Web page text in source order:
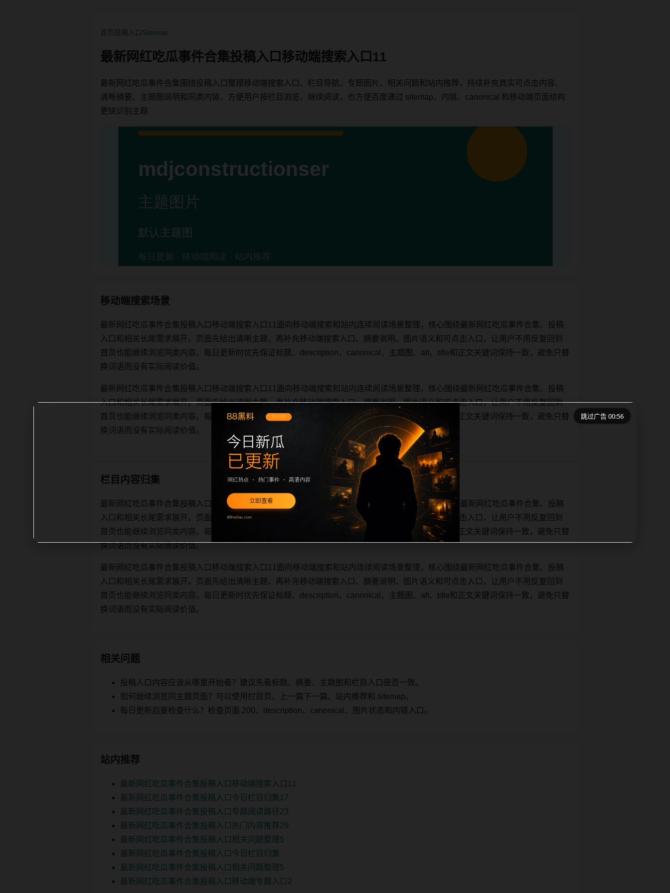
首页投稿入口Sitemap
最新网红吃瓜事件合集投稿入口移动端搜索入口11
最新网红吃瓜事件合集围绕投稿入口整理移动端搜索入口、栏目导航、专题图片、相关问题和站内推荐，持续补充真实可点击内容、
清晰摘要、主题图说明和同类内链，方便用户按栏目浏览、继续阅读，也方便百度通过 sitemap、内链、canonical 和移动端页面结构
更快识别主题
移动端搜索场景
最新网红吃瓜事件合集投稿入口移动端搜索入口11面向移动端搜索和站内连续阅读场景整理，核心围绕最新网红吃瓜事件合集、投稿
入口和相关长尾需求展开。页面先给出清晰主题，再补充移动端搜索入口、摘要说明、图片语义和可点击入口，让用户不用反复回到
首页也能继续浏览同类内容。每日更新时优先保证标题、description、canonical、主题图、alt、title和正文关键词保持一致，避免只替
换词语而没有实际阅读价值。
最新网红吃瓜事件合集投稿入口移动端搜索入口11面向移动端搜索和站内连续阅读场景整理，核心围绕最新网红吃瓜事件合集、投稿
入口和相关长尾需求展开。页面先给出清晰主题，再补充移动端搜索入口、摘要说明、图片语义和可点击入口，让用户不用反复回到
首页也能继续浏览同类内容。每日更新时优先保证标题、description、canonical、主题图、alt、title和正文关键词保持一致，避免只替
换词语而没有实际阅读价值。
栏目内容归集
最新网红吃瓜事件合集投稿入口移动端搜索入口11面向移动端搜索和站内连续阅读场景整理，核心围绕最新网红吃瓜事件合集、投稿
入口和相关长尾需求展开。页面先给出清晰主题，再补充移动端搜索入口、摘要说明、图片语义和可点击入口，让用户不用反复回到
首页也能继续浏览同类内容。每日更新时优先保证标题、description、canonical、主题图、alt、title和正文关键词保持一致，避免只替
换词语而没有实际阅读价值。
最新网红吃瓜事件合集投稿入口移动端搜索入口11面向移动端搜索和站内连续阅读场景整理，核心围绕最新网红吃瓜事件合集、投稿
入口和相关长尾需求展开。页面先给出清晰主题，再补充移动端搜索入口、摘要说明、图片语义和可点击入口，让用户不用反复回到
首页也能继续浏览同类内容。每日更新时优先保证标题、description、canonical、主题图、alt、title和正文关键词保持一致，避免只替
换词语而没有实际阅读价值。
相关问题
投稿入口内容应该从哪里开始看？建议先看标题、摘要、主题图和栏目入口是否一致。
如何继续浏览同主题页面？可以使用栏目页、上一篇下一篇、站内推荐和 sitemap。
每日更新后要检查什么？检查页面 200、description、canonical、图片状态和内链入口。
站内推荐
最新网红吃瓜事件合集投稿入口移动端搜索入口11
最新网红吃瓜事件合集投稿入口今日栏目归集17
最新网红吃瓜事件合集投稿入口专题阅读路径23
最新网红吃瓜事件合集投稿入口热门内容推荐29
最新网红吃瓜事件合集投稿入口相关问题整理5
最新网红吃瓜事件合集投稿入口今日栏目归集
最新网红吃瓜事件合集投稿入口相关问题整理5
最新网红吃瓜事件合集投稿入口移动端专题入口2
跳过广告 00:56